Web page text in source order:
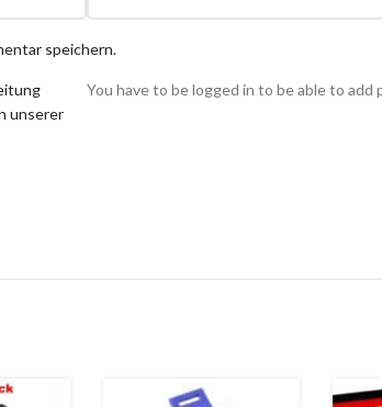
speichern.
unserer
You have to be logged in to be able to